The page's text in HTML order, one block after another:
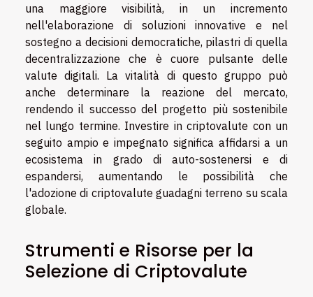
una maggiore visibilità, in un incremento
nell'elaborazione di soluzioni innovative e nel
sostegno a decisioni democratiche, pilastri di quella
decentralizzazione che è cuore pulsante delle
valute digitali. La vitalità di questo gruppo può
anche determinare la reazione del mercato,
rendendo il successo del progetto più sostenibile
nel lungo termine. Investire in criptovalute con un
seguito ampio e impegnato significa affidarsi a un
ecosistema in grado di auto-sostenersi e di
espandersi, aumentando le possibilità che
l'adozione di criptovalute guadagni terreno su scala
globale.
Strumenti e Risorse per la
Selezione di Criptovalute